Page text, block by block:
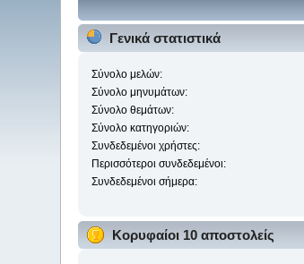
Γενικά στατιστικά
Σύνολο μελών:
Σύνολο μηνυμάτων:
Σύνολο θεμάτων:
Σύνολο κατηγοριών:
Συνδεδεμένοι χρήστες:
Περισσότεροι συνδεδεμένοι:
Συνδεδεμένοι σήμερα:
Κορυφαίοι 10 αποστολείς